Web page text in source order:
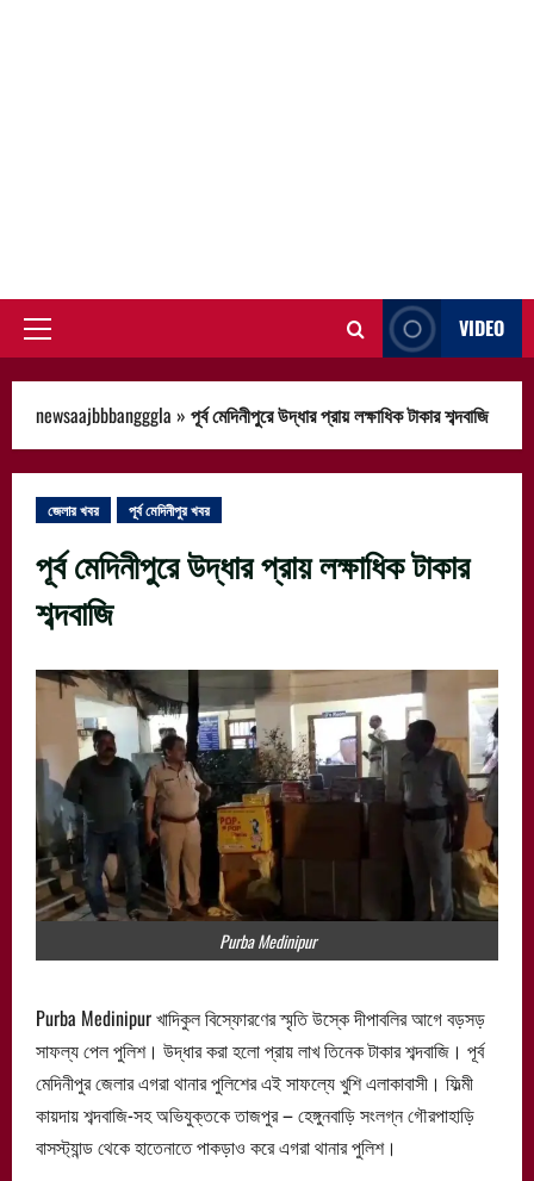
Primary
VIDEO
newsaajbbbangggla » পূর্ব মেদিনীপুরে উদ্ধার প্রায় লক্ষাধিক টাকার শব্দবাজি
জেলার খবর পূর্ব মেদিনীপুর খবর
পূর্ব মেদিনীপুরে উদ্ধার প্রায় লক্ষাধিক টাকার
শব্দবাজি
Purba Medinipur
Purba Medinipur খাদিকুল বিস্ফোরণের স্মৃতি উস্কে দীপাবলির আগে বড়সড়
সাফল্য পেল পুলিশ। উদ্ধার করা হলো প্রায় লাখ তিনেক টাকার শব্দবাজি। পূর্ব
মেদিনীপুর জেলার এগরা থানার পুলিশের এই সাফল্যে খুশি এলাকাবাসী। ফিল্মী
কায়দায় শব্দবাজি-সহ অভিযুক্তকে তাজপুর – হেঙ্গুনবাড়ি সংলগ্ন গৌরপাহাড়ি
বাসস্ট্যান্ড থেকে হাতেনাতে পাকড়াও করে এগরা থানার পুলিশ।